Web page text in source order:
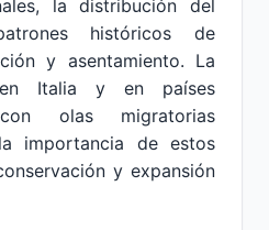
la distribución del
históricos de
y asentamiento. La
Italia y en países
con olas migratorias
importancia de estos
y expansión